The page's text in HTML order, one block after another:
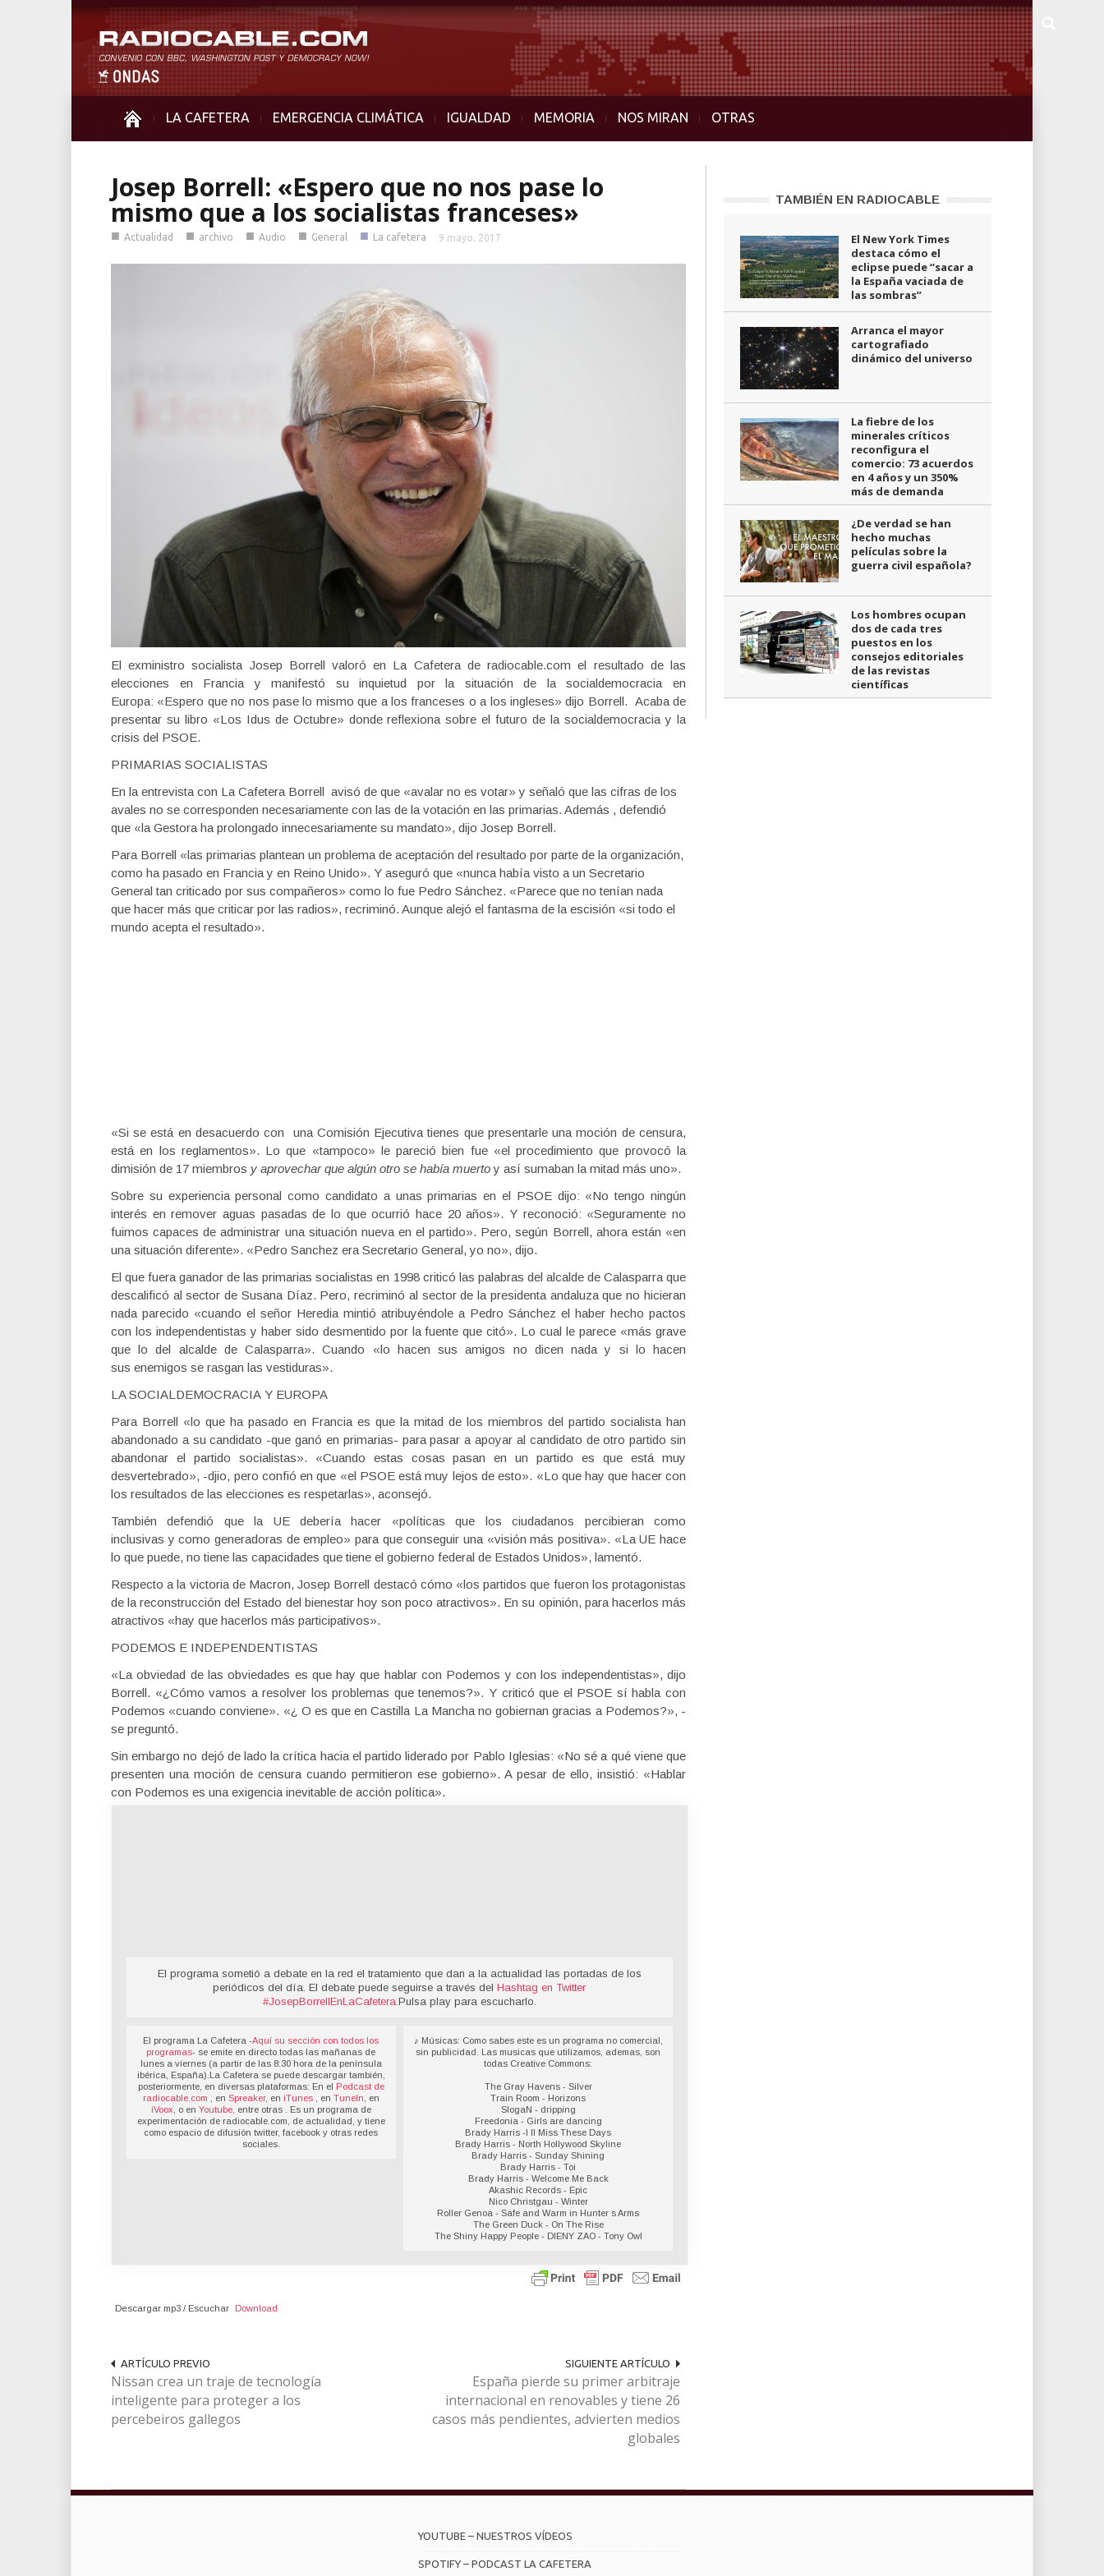
LA CAFETERA EMERGENCIA CLIMÁTICA IGUALDAD MEMORIA NOS MIRAN OTRAS
Josep Borrell: «Espero que no nos pase lo
mismo que a los socialistas franceses»
■ Actualidad ■ archivo ■ Audio ■ General ■ La cafetera 9 mayo, 2017
El exministro socialista Josep Borrell valoró en La Cafetera de radiocable.com el resultado de las
elecciones en Francia y manifestó su inquietud por la situación de la socialdemocracia en
Europa: «Espero que no nos pase lo mismo que a los franceses o a los ingleses» dijo Borrell. Acaba de
presentar su libro «Los Idus de Octubre» donde reflexiona sobre el futuro de la socialdemocracia y la
crisis del PSOE.
PRIMARIAS SOCIALISTAS
En la entrevista con La Cafetera Borrell avisó de que «avalar no es votar» y señaló que las cifras de los
avales no se corresponden necesariamente con las de la votación en las primarias. Además , defendió
que «la Gestora ha prolongado innecesariamente su mandato», dijo Josep Borrell.
Para Borrell «las primarias plantean un problema de aceptación del resultado por parte de la organización,
como ha pasado en Francia y en Reino Unido». Y aseguró que «nunca había visto a un Secretario
General tan criticado por sus compañeros» como lo fue Pedro Sánchez. «Parece que no tenían nada
que hacer más que criticar por las radios», recriminó. Aunque alejó el fantasma de la escisión «si todo el
mundo acepta el resultado».
«Si se está en desacuerdo con una Comisión Ejecutiva tienes que presentarle una moción de censura,
está en los reglamentos». Lo que «tampoco» le pareció bien fue «el procedimiento que provocó la
dimisión de 17 miembros y aprovechar que algún otro se había muertoy así sumaban la mitad más uno».
Sobre su experiencia personal como candidato a unas primarias en el PSOE dijo: «No tengo ningún
interés en remover aguas pasadas de lo que ocurrió hace 20 años». Y reconoció: «Seguramente no
fuimos capaces de administrar una situación nueva en el partido». Pero, según Borrell, ahora están «en
una situación diferente». «Pedro Sanchez era Secretario General, yo no», dijo.
El que fuera ganador de las primarias socialistas en 1998 criticó las palabras del alcalde de Calasparra que
descalificó al sector de Susana Díaz. Pero, recriminó al sector de la presidenta andaluza que no hicieran
nada parecido «cuando el señor Heredia mintió atribuyéndole a Pedro Sánchez el haber hecho pactos
con los independentistas y haber sido desmentido por la fuente que citó». Lo cual le parece «más grave
que lo del alcalde de Calasparra». Cuando «lo hacen sus amigos no dicen nada y si lo hacen
sus enemigos se rasgan las vestiduras».
LA SOCIALDEMOCRACIA Y EUROPA
Para Borrell «lo que ha pasado en Francia es que la mitad de los miembros del partido socialista han
abandonado a su candidato -que ganó en primarias- para pasar a apoyar al candidato de otro partido sin
abandonar el partido socialistas». «Cuando estas cosas pasan en un partido es que está muy
desvertebrado», -djio, pero confió en que «el PSOE está muy lejos de esto». «Lo que hay que hacer con
los resultados de las elecciones es respetarlas», aconsejó.
También defendió que la UE debería hacer «políticas que los ciudadanos percibieran como
inclusivas y como generadoras de empleo» para que conseguir una «visión más positiva». «La UE hace
lo que puede, no tiene las capacidades que tiene el gobierno federal de Estados Unidos», lamentó.
Respecto a la victoria de Macron, Josep Borrell destacó cómo «los partidos que fueron los protagonistas
de la reconstrucción del Estado del bienestar hoy son poco atractivos». En su opinión, para hacerlos más
atractivos «hay que hacerlos más participativos».
PODEMOS E INDEPENDENTISTAS
«La obviedad de las obviedades es que hay que hablar con Podemos y con los independentistas», dijo
Borrell. «¿Cómo vamos a resolver los problemas que tenemos?». Y criticó que el PSOE sí habla con
Podemos «cuando conviene». «¿ O es que en Castilla La Mancha no gobiernan gracias a Podemos?», -
se preguntó.
Sin embargo no dejó de lado la crítica hacia el partido liderado por Pablo Iglesias: «No sé a qué viene que
presenten una moción de censura cuando permitieron ese gobierno». A pesar de ello, insistió: «Hablar
con Podemos es una exigencia inevitable de acción política».
El programa sometió a debate en la red el tratamiento que dan a la actualidad las portadas de los
periódicos del día. El debate puede seguirse a través delHashtag en Twitter
#JosepBorrellEnLaCafetera Pulsa play para escucharlo.
El programa La Cafetera -Aquí su sección con todos los
programas- se emite en directo todas las mañanas de
lunes a viernes (a partir de las 8:30 hora de la península
ibérica, España).La Cafetera se puede descargar también,
posteriormente, en diversas plataformas: En el Podcast de
radiocable.com
, en Spreaker, en iTunes , en TuneIn , en
iVoox , o en Youtube, entre otras . Es un programa de
experimentación de radiocable.com, de actualidad, y tiene
como espacio de difusión twitter, facebook y otras redes
sociales.
♪ Músicas: Como sabes este es un programa no comercial,
sin publicidad. Las musicas que utilizamos, ademas, son
todas Creative Commons:
The Gray Havens - Silver
Train Room - Horizons
SlogaN - dripping
Freedonia - Girls are dancing
Brady Harris -I ll Miss These Days
Brady Harris - North Hollywood Skyline
Brady Harris - Sunday Shining
Brady Harris - Toi
Brady Harris - Welcome Me Back
Akashic Records - Epic
Nico Christgau - Winter
Roller Genoa - Safe and Warm in Hunter s Arms
The Green Duck - On The Rise
The Shiny Happy People - DIENY ZAO - Tony Owl
Descargar mp3 / Escuchar Download
ARTÍCULO PREVIO
Nissan crea un traje de tecnología
inteligente para proteger a los
percebeiros gallegos
SIGUIENTE ARTÍCULO
España pierde su primer arbitraje
internacional en renovables y tiene 26
casos más pendientes, advierten medios
globales
TAMBIÉN EN RADIOCABLE
El New York Times
destaca cómo el
eclipse puede “sacar a
la España vaciada de
las sombras”
Arranca el mayor
cartografiado
dinámico del universo
La fiebre de los
minerales críticos
reconfigura el
comercio: 73 acuerdos
en 4 años y un 350%
más de demanda
¿De verdad se han
hecho muchas
películas sobre la
guerra civil española?
Los hombres ocupan
dos de cada tres
puestos en los
consejos editoriales
de las revistas
científicas
YOUTUBE – NUESTROS VÍDEOS
SPOTIFY – PODCAST LA CAFETERA